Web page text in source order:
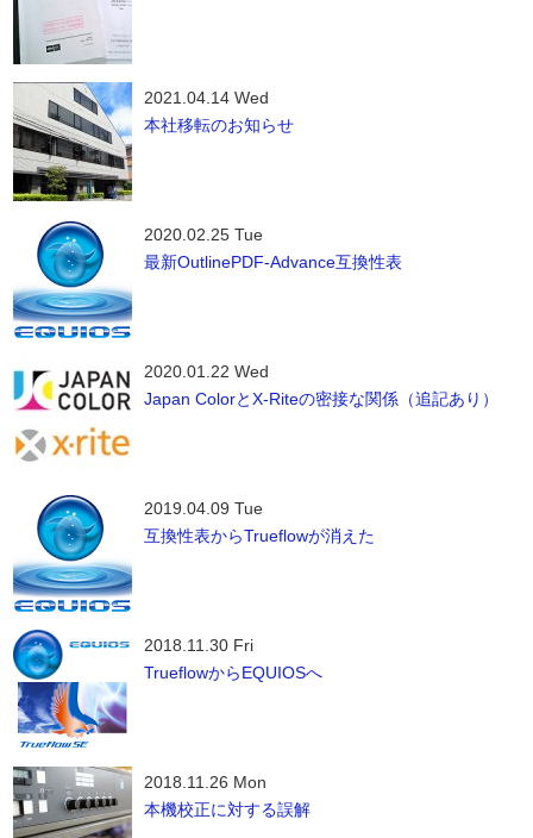
2021.04.14 Wed
本社移転のお知らせ
2020.02.25 Tue
最新OutlinePDF-Advance互換性表
2020.01.22 Wed
Japan ColorとX-Riteの密接な関係（追記あり）
2019.04.09 Tue
互換性表からTrueflowが消えた
2018.11.30 Fri
TrueflowからEQUIOSへ
2018.11.26 Mon
本機校正に対する誤解